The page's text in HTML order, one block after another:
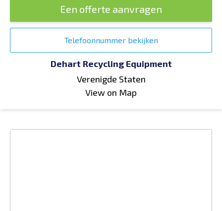
Een offerte aanvragen
Telefoonnummer bekijken
Dehart Recycling Equipment
Verenigde Staten
View on Map